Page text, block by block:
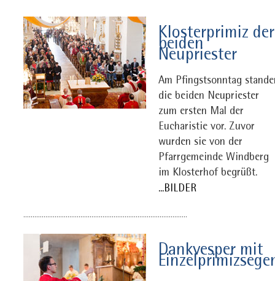
Klosterprimiz der
beiden
Neupriester
Am Pfingstsonntag
die beiden Neupriester
zum ersten Mal der
Eucharistie vor. Zuvor
wurden sie von der
Pfarrgemeinde Windberg
im Klosterhof begrüßt.
...BILDER
.........................................................................................
Dankvesper mit